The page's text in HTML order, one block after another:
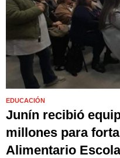
EDUCACIÓN
Junín recibió
millones para
Alimentario